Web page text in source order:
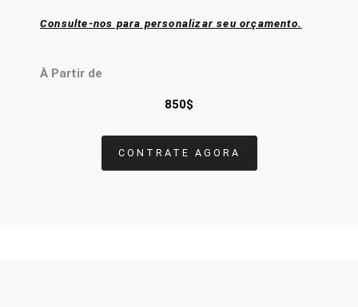
Consulte-nos para personalizar seu orçamento.
À Partir de
850$
CONTRATE AGORA